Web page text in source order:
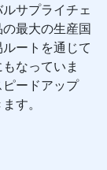
サプライチェ
最大の生産国
ートを通じて
なっていま
ードアップ
す。